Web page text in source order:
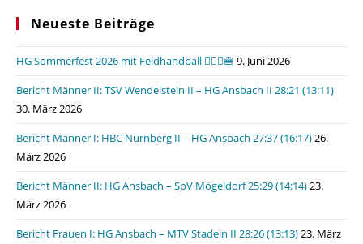
Neueste Beiträge
HG Sommerfest 2026 mit Feldhandball 🤾🏼‍♂️🍔 9. Juni 2026
Bericht Männer II: TSV Wendelstein II – HG Ansbach II 28:21 (13:11)
30. März 2026
Bericht Männer I: HBC Nürnberg II – HG Ansbach 27:37 (16:17)26.
März 2026
Bericht Männer II: HG Ansbach – SpV Mögeldorf 25:29 (14:14)23.
März 2026
Bericht Frauen I: HG Ansbach – MTV Stadeln II 28:26 (13:13)23. März